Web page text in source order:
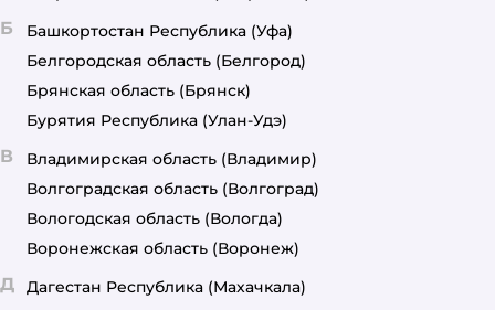
Б Башкортостан Республика (Уфа)
Белгородская область (Белгород)
Брянская область (Брянск)
Бурятия Республика (Улан-Удэ)
В Владимирская область (Владимир)
Волгоградская область (Волгоград)
Вологодская область (Вологда)
Воронежская область (Воронеж)
Д Дагестан Республика (Махачкала)